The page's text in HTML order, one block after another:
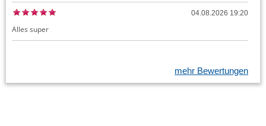
04.08.2026 19:20
Alles super
mehr Bewertungen